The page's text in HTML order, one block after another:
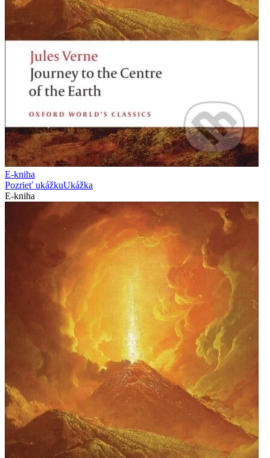
E-kniha
Pozrieť ukážkuUkážka
E-kniha